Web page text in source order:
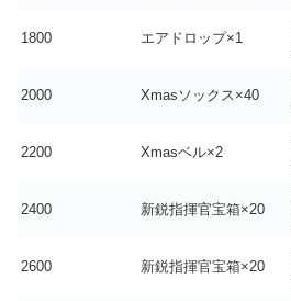
1800 エアドロップ×1
2000 Xmasソックス×40
2200 Xmasベル×2
2400 新鋭指揮官宝箱×20
2600 新鋭指揮官宝箱×20